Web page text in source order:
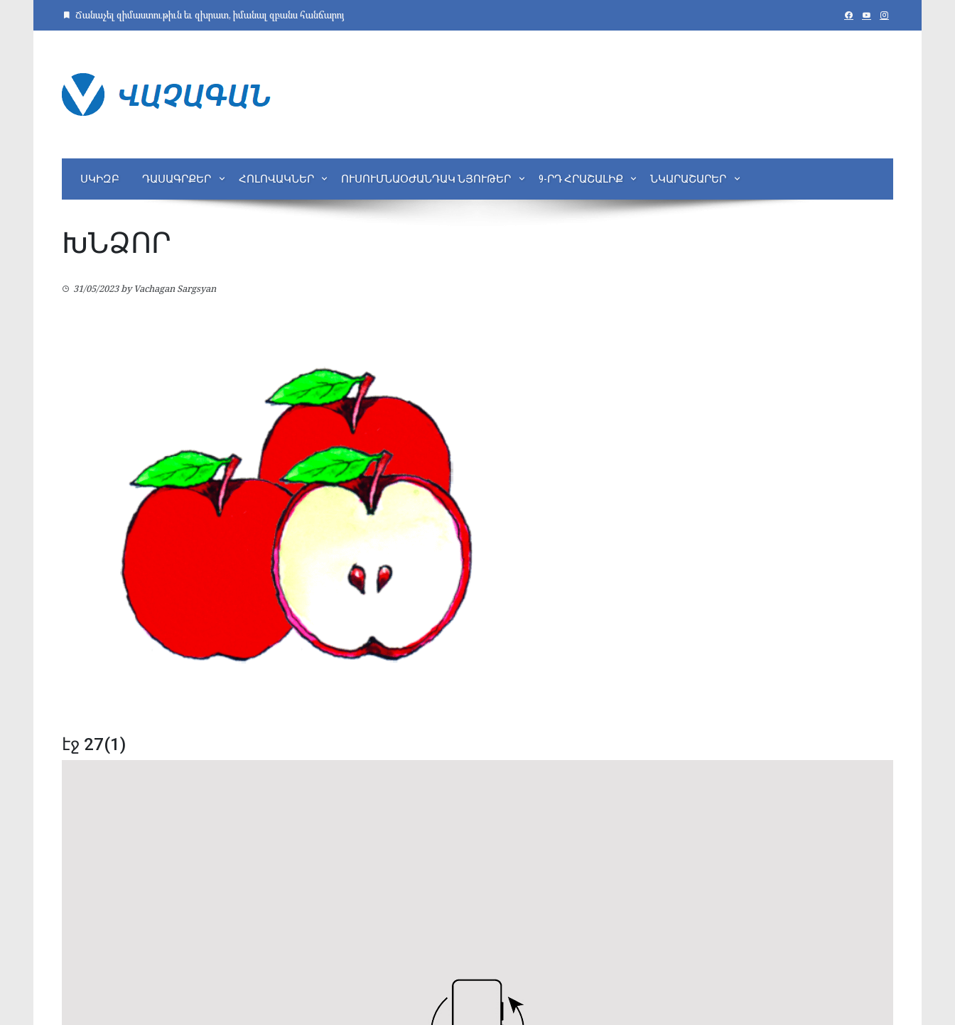
Ճանաչել զիմաստութիւն եւ զխրատ, իմանալ զբանս հանճարոյ
ՍԿԻԶԲ ԴԱՍԱԳՐՔԵՐ ՀՈԼՈՎԱԿՆԵՐ ՈՒՍՈՒՄՆԱՕԺԱՆԴԱԿ ՆՅՈՒԹԵՐ 9-ՐԴ ՀՐԱՇԱԼԻՔ ՆԿԱՐԱՇԱՐԵՐ
ԽՆՁՈՐ
31/05/2023byVachagan Sargsyan
էջ 27(1)